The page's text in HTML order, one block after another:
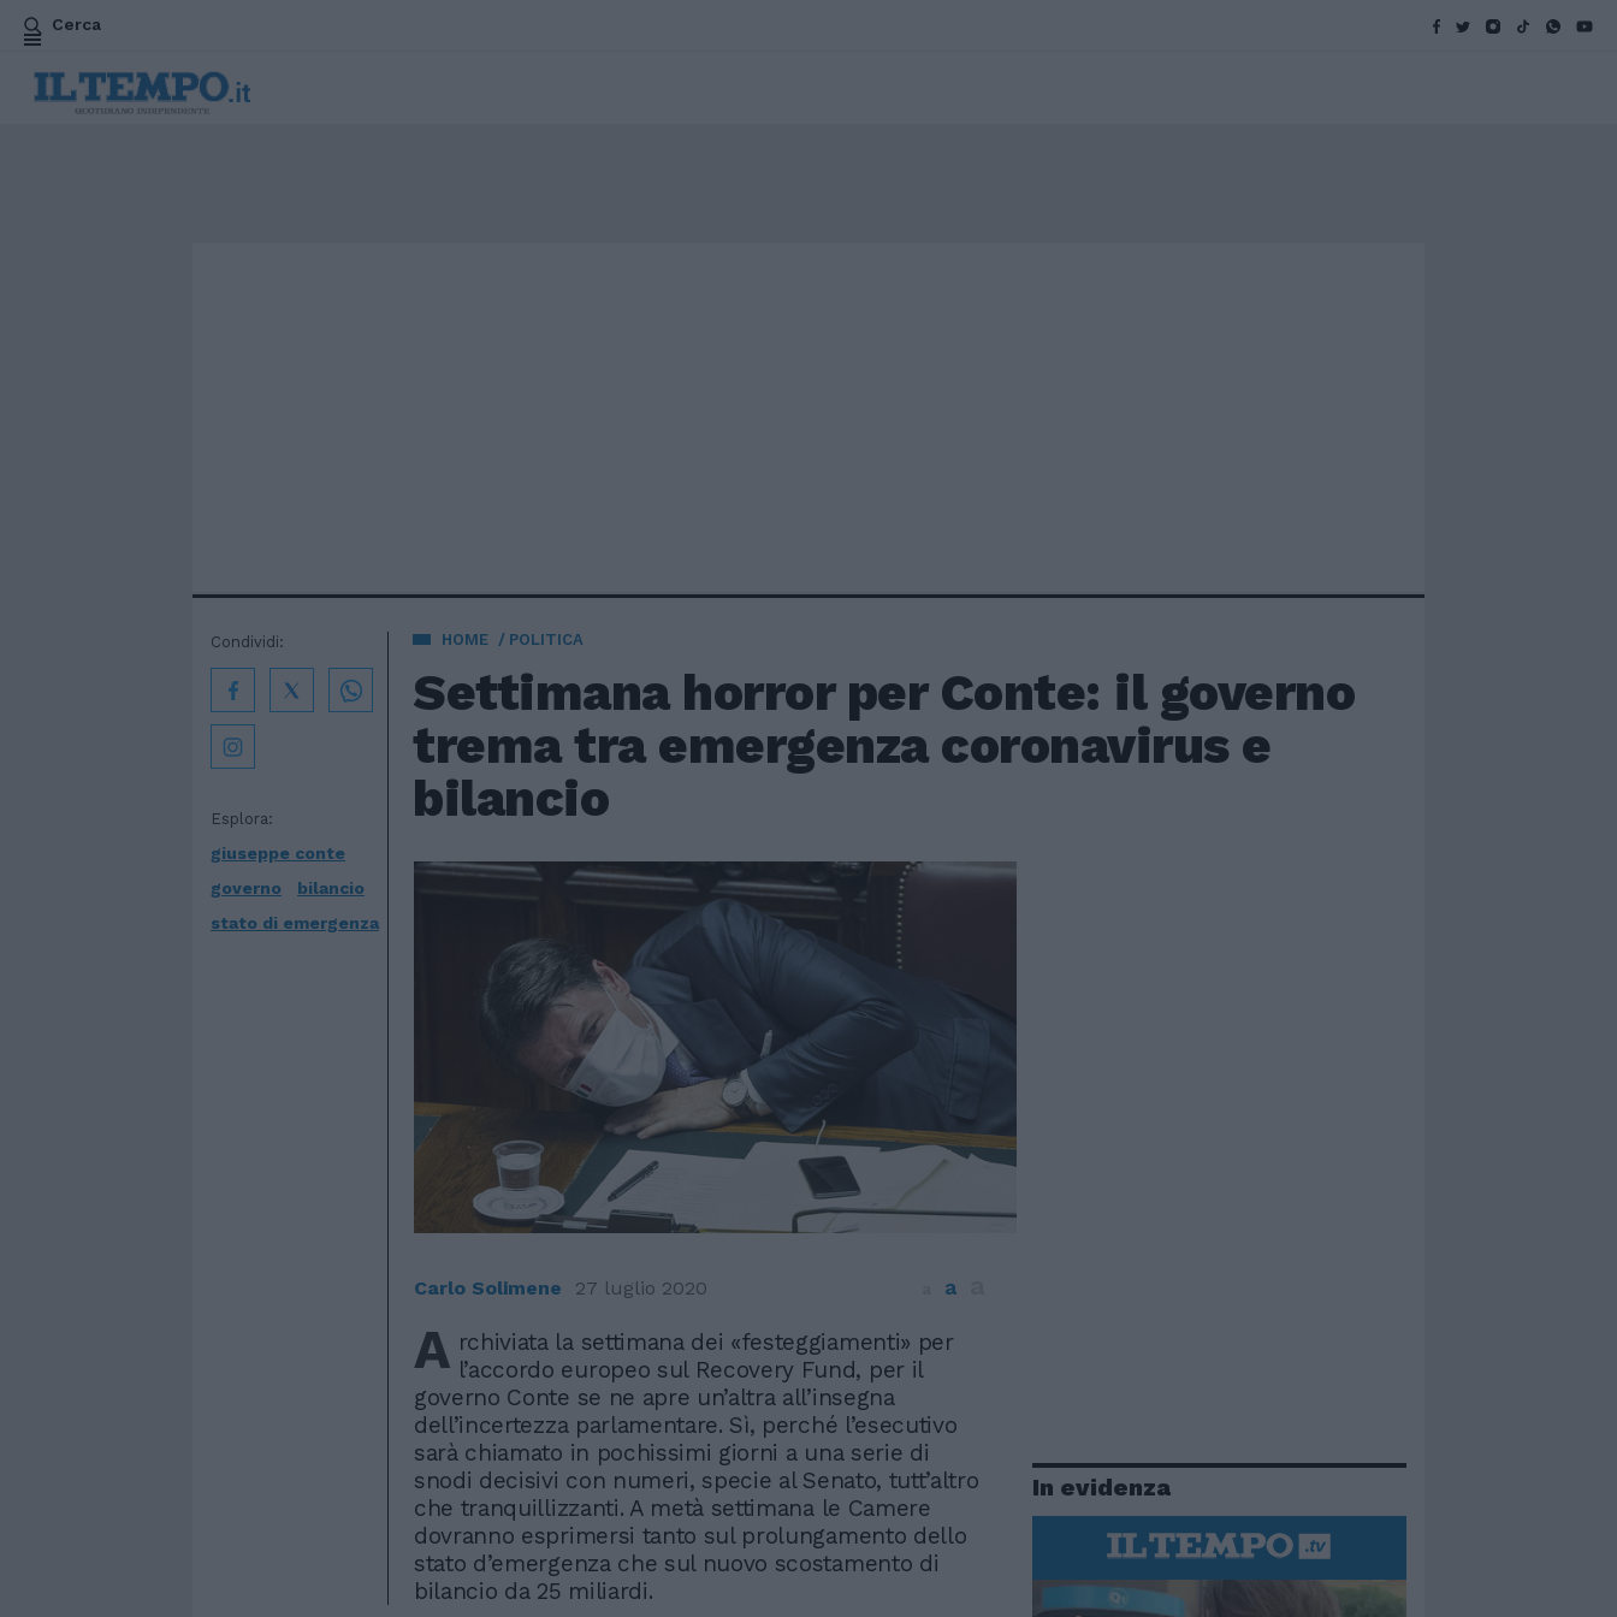
Cerca
HOME POLITICA
Settimana horror per Conte: il governo
trema tra emergenza coronavirus e
bilancio
Esplora:
giuseppe conte
governo
bilancio
stato di emergenza
Condividi:
Carlo Solimene 27 luglio 2020 a
A rchiviata la settimana dei «festeggiamenti» per
l’accordo europeo sul Recovery Fund, per il
governo Conte se ne apre un’altra all’insegna
dell’incertezza parlamentare. Sì, perché l’esecutivo
sarà chiamato in pochissimi giorni a una serie di
snodi decisivi con numeri, specie al Senato, tutt’altro
che tranquillizzanti. A metà settimana le Camere
dovranno esprimersi tanto sul prolungamento dello
stato d’emergenza che sul nuovo scostamento di
bilancio da 25 miliardi.
In evidenza